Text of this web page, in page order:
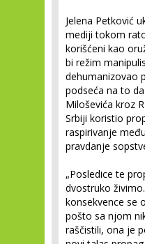
Jelena Petković
mediji tokom
korišćeni kao
bi režim
dehumanizovao
podseća na to
Miloševića kroz
Srbiji koristio
raspirivanje
pravdanje
„Posledice te
dvostruko
konsekvence se
pošto sa njom
raščistili, ona je